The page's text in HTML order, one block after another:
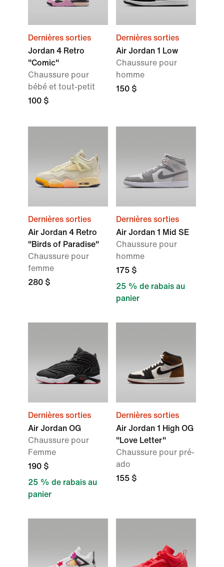
Dernières sorties
Jordan 4 Retro
"Comic"
Chaussure pour
bébé et tout-petit
100 $
Dernières sorties
Air Jordan 1 Low
Chaussure pour
homme
150 $
Dernières sorties
Air Jordan 4 Retro
"Birds of Paradise"
Chaussure pour
femme
280 $
Dernières sorties
Air Jordan 1 Mid SE
Chaussure pour
homme
175 $
25 % de rabais au
panier
Dernières sorties
Air Jordan OG
Chaussure pour
Femme
190 $
25 % de rabais au
panier
Dernières sorties
Air Jordan 1 High OG
"Love Letter"
Chaussure pour pré-
ado
155 $